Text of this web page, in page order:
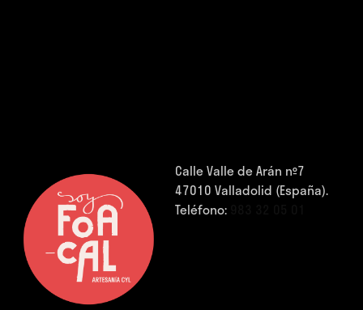
Calle Valle de Arán nº7
47010 Valladolid (España).
Teléfono: